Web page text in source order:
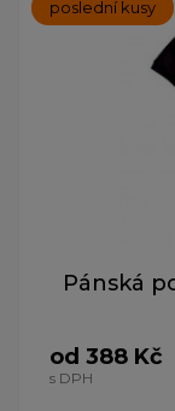
poslední kusy
Pánská
od 388 Kč
s DPH